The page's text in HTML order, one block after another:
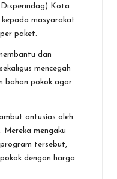
Kota
masyarakat
paket.
dan
mencegah
bahan pokok agar
antusias oleh
mengaku
tersebut,
dengan harga